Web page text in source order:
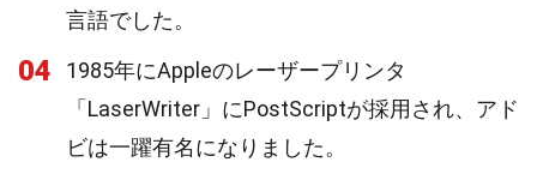
言語でした。
04
1985年にAppleのレーザープリンタ
「LaserWriter」にPostScriptが採用され、アド
ビは一躍有名になりました。